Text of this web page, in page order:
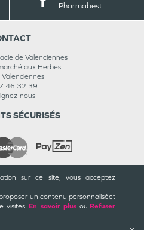
sur ce site, vous acceptez
un contenu personnaliséet
visites. En savoir plusou Refuser
Pharmabest
de Valenciennes
aux Herbes
Valenciennes
46 32 39
nous
/ CGV
légales
SÉCURISÉS